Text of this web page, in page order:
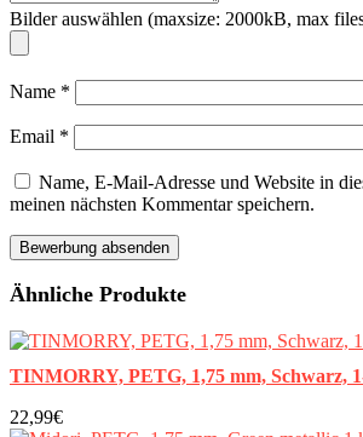
Bilder auswählen (maxsize: 2000kB, max
Name *
Email *
Name, E-Mail-Adresse und Website in
meinen nächsten Kommentar speichern.
Ähnliche Produkte
TINMORRY, PETG, 1,75 mm, Schwarz,
22,99€